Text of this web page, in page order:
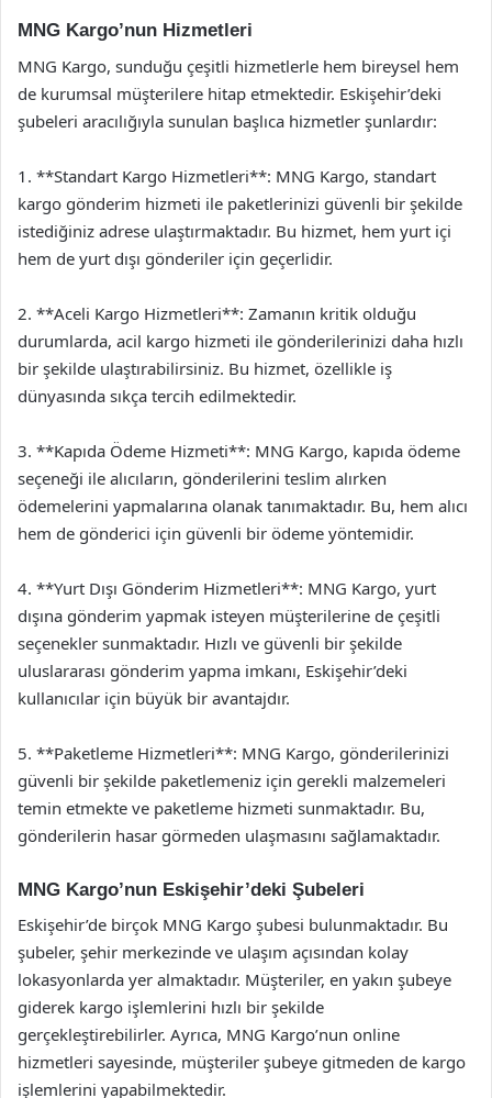
MNG Kargo’nun Hizmetleri
MNG Kargo, sunduğu çeşitli hizmetlerle hem bireysel hem
de kurumsal müşterilere hitap etmektedir. Eskişehir’deki
şubeleri aracılığıyla sunulan başlıca hizmetler şunlardır:
1. **Standart Kargo Hizmetleri**: MNG Kargo, standart
kargo gönderim hizmeti ile paketlerinizi güvenli bir şekilde
istediğiniz adrese ulaştırmaktadır. Bu hizmet, hem yurt içi
hem de yurt dışı gönderiler için geçerlidir.
2. **Aceli Kargo Hizmetleri**: Zamanın kritik olduğu
durumlarda, acil kargo hizmeti ile gönderilerinizi daha hızlı
bir şekilde ulaştırabilirsiniz. Bu hizmet, özellikle iş
dünyasında sıkça tercih edilmektedir.
3. **Kapıda Ödeme Hizmeti**: MNG Kargo, kapıda ödeme
seçeneği ile alıcıların, gönderilerini teslim alırken
ödemelerini yapmalarına olanak tanımaktadır. Bu, hem alıcı
hem de gönderici için güvenli bir ödeme yöntemidir.
4. **Yurt Dışı Gönderim Hizmetleri**: MNG Kargo, yurt
dışına gönderim yapmak isteyen müşterilerine de çeşitli
seçenekler sunmaktadır. Hızlı ve güvenli bir şekilde
uluslararası gönderim yapma imkanı, Eskişehir’deki
kullanıcılar için büyük bir avantajdır.
5. **Paketleme Hizmetleri**: MNG Kargo, gönderilerinizi
güvenli bir şekilde paketlemeniz için gerekli malzemeleri
temin etmekte ve paketleme hizmeti sunmaktadır. Bu,
gönderilerin hasar görmeden ulaşmasını sağlamaktadır.
MNG Kargo’nun Eskişehir’deki Şubeleri
Eskişehir’de birçok MNG Kargo şubesi bulunmaktadır. Bu
şubeler, şehir merkezinde ve ulaşım açısından kolay
lokasyonlarda yer almaktadır. Müşteriler, en yakın şubeye
giderek kargo işlemlerini hızlı bir şekilde
gerçekleştirebilirler. Ayrıca, MNG Kargo’nun online
hizmetleri sayesinde, müşteriler şubeye gitmeden de kargo
işlemlerini yapabilmektedir.